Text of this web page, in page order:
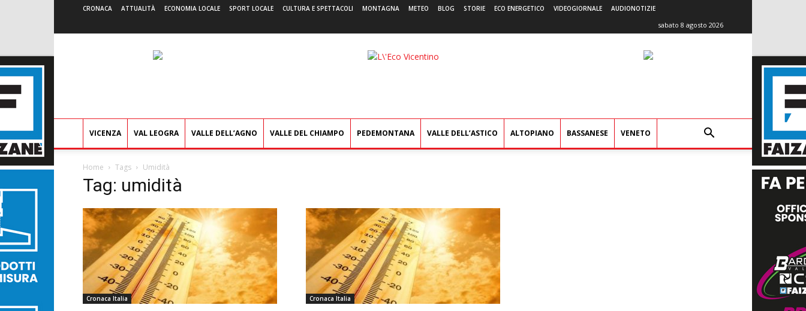
CRONACA ATTUALITÀ ECONOMIA LOCALE SPORT LOCALE CULTURA E SPETTACOLI MONTAGNA METEO BLOG STORIE ECO ENERGETICO VIDEOGIORNALE AUDIONOTIZIE
sabato 8 agosto 2026
L'Eco
VICENZA VAL LEOGRA VALLE DELL’AGNO VALLE DEL CHIAMPO PEDEMONTANA VALLE DELL’ASTICO ALTOPIANO BASSANESE VENETO
Home Tags Umidità
Tag: umidità
Cronaca Italia Cronaca Italia